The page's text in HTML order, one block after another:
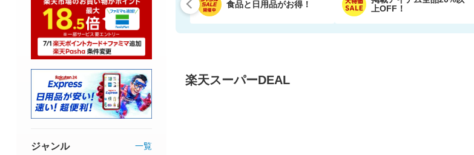
食品と日用品がお得！
上OFF！
楽天スーパーDEAL
ジャンル 一覧